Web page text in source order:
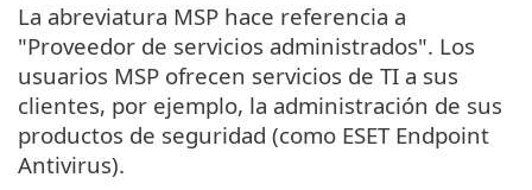
La abreviatura MSP hace referencia a
"Proveedor de servicios administrados". Los
usuarios MSP ofrecen servicios de TI a sus
clientes, por ejemplo, la administración de sus
productos de seguridad (como ESET Endpoint
Antivirus).